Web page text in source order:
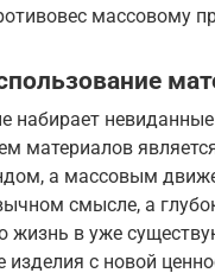
массовому
набирает
материалов
а массовым
смысле, а
жизнь в уже
с новой